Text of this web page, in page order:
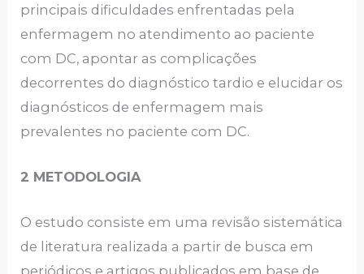
principais dificuldades enfrentadas pela
enfermagem no atendimento ao paciente
com DC, apontar as complicações
decorrentes do diagnóstico tardio e elucidar os
diagnósticos de enfermagem mais
prevalentes no paciente com DC.
2 METODOLOGIA
O estudo consiste em uma revisão sistemática
de literatura realizada a partir de busca em